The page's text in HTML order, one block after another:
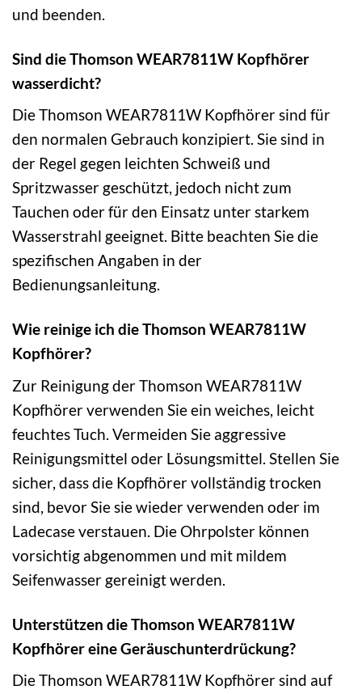
und beenden.
Sind die Thomson WEAR7811W Kopfhörer
wasserdicht?
Die Thomson WEAR7811W Kopfhörer sind für
den normalen Gebrauch konzipiert. Sie sind in
der Regel gegen leichten Schweiß und
Spritzwasser geschützt, jedoch nicht zum
Tauchen oder für den Einsatz unter starkem
Wasserstrahl geeignet. Bitte beachten Sie die
spezifischen Angaben in der
Bedienungsanleitung.
Wie reinige ich die Thomson WEAR7811W
Kopfhörer?
Zur Reinigung der Thomson WEAR7811W
Kopfhörer verwenden Sie ein weiches, leicht
feuchtes Tuch. Vermeiden Sie aggressive
Reinigungsmittel oder Lösungsmittel. Stellen Sie
sicher, dass die Kopfhörer vollständig trocken
sind, bevor Sie sie wieder verwenden oder im
Ladecase verstauen. Die Ohrpolster können
vorsichtig abgenommen und mit mildem
Seifenwasser gereinigt werden.
Unterstützen die Thomson WEAR7811W
Kopfhörer eine Geräuschunterdrückung?
Die Thomson WEAR7811W Kopfhörer sind auf